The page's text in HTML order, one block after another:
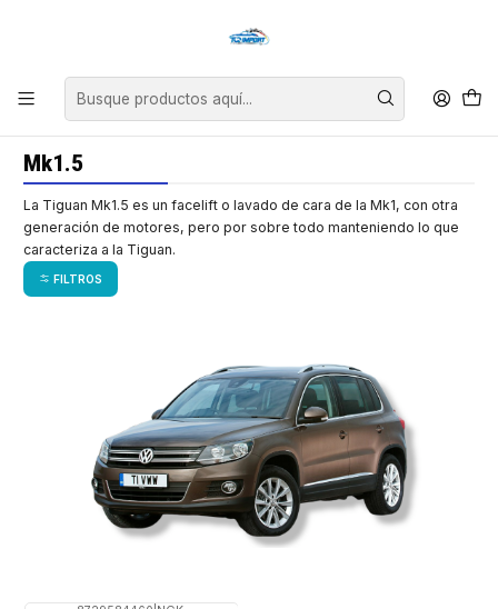
Asesoría personalizada para encontrar el repuesto perfecto para tu
Inicio Volkswagen Tiguan Mk1.5
Mk1.5
La Tiguan Mk1.5 es un facelift o lavado de cara de la Mk1, con otra
generación de motores, pero por sobre todo manteniendo lo que
caracteriza a la Tiguan.
FILTROS